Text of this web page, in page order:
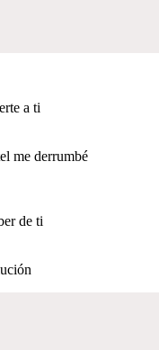
a ti
me derrumbé
de ti